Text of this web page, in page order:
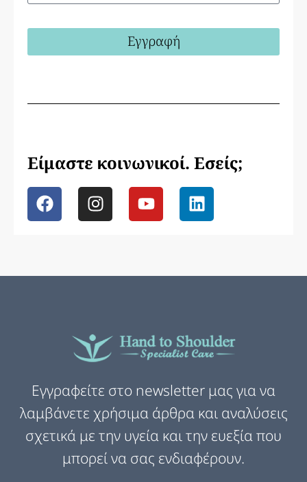
Εγγραφή
Είμαστε κοινωνικοί. Εσείς;
Εγγραφείτε στο newsletter μας για να
λαμβάνετε χρήσιμα άρθρα και αναλύσεις
σχετικά με την υγεία και την ευεξία που
μπορεί να σας ενδιαφέρουν.